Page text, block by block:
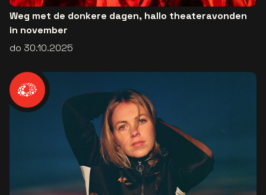
Weg met de donkere dagen, hallo theateravonden
in november
do 30.10.2025